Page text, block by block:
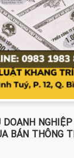
BÁN THÔNG